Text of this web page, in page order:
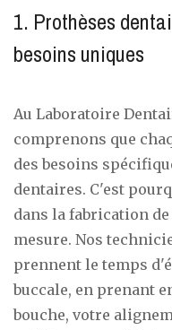
1. Prothèses
besoins uniques
Au Laboratoire
comprenons que
des besoins
dentaires. C'est
dans la fabrication
mesure. Nos
prennent le temps
buccale, en prenant
bouche, votre